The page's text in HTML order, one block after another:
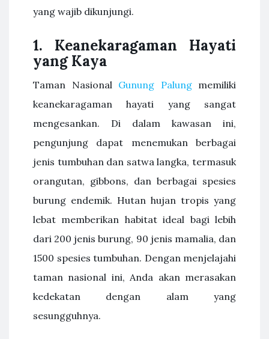
yang wajib dikunjungi.
1. Keanekaragaman Hayati
yang Kaya
Taman Nasional Gunung Palungmemiliki
keanekaragaman hayati yang sangat
mengesankan. Di dalam kawasan ini,
pengunjung dapat menemukan berbagai
jenis tumbuhan dan satwa langka, termasuk
orangutan, gibbons, dan berbagai spesies
burung endemik. Hutan hujan tropis yang
lebat memberikan habitat ideal bagi lebih
dari 200 jenis burung, 90 jenis mamalia, dan
1500 spesies tumbuhan. Dengan menjelajahi
taman nasional ini, Anda akan merasakan
kedekatan dengan alam yang
sesungguhnya.